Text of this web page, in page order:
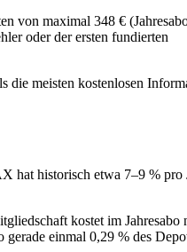
von maximal 348 €
oder der ersten fundierten
die meisten kostenlosen
hat historisch etwa 7–9 % pro
kostet im
einmal 0,29 % des